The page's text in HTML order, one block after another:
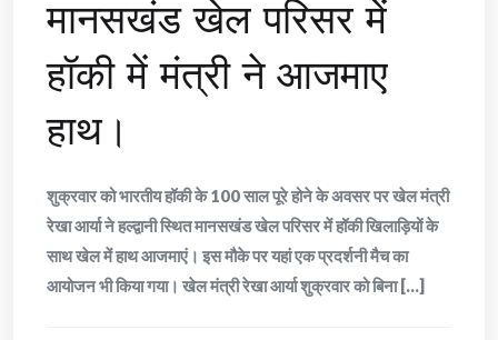
मानसखंड खेल परिसर में
हॉकी में मंत्री ने आजमाए
हाथ।
शुक्रवार को भारतीय हॉकी के 100 साल पूरे होने के अवसर पर खेल मंत्री
रेखा आर्या ने हल्द्वानी स्थित मानसखंड खेल परिसर में हॉकी खिलाड़ियों के
साथ खेल में हाथ आजमाएं। इस मौके पर यहां एक प्रदर्शनी मैच का
आयोजन भी किया गया। खेल मंत्री रेखा आर्या शुक्रवार को बिना [...]